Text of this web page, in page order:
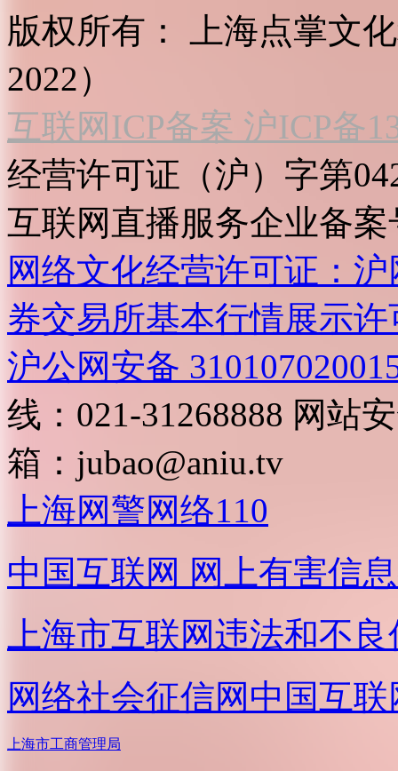
版权所有：
上海点掌文
2022）
互联网ICP备案 沪ICP备
经营许可证（沪）字第
互联网直播服务企业备案
网络文化经营许可证：
券交易所基本行情展示许
沪公网安备
线：021-31268888 网站
箱： jubao@aniu.tv
上海网警网络110
中国互联网 网上有害信
上海市互联网违法和不
网络社会征信网 中国互
上海市工商管理局